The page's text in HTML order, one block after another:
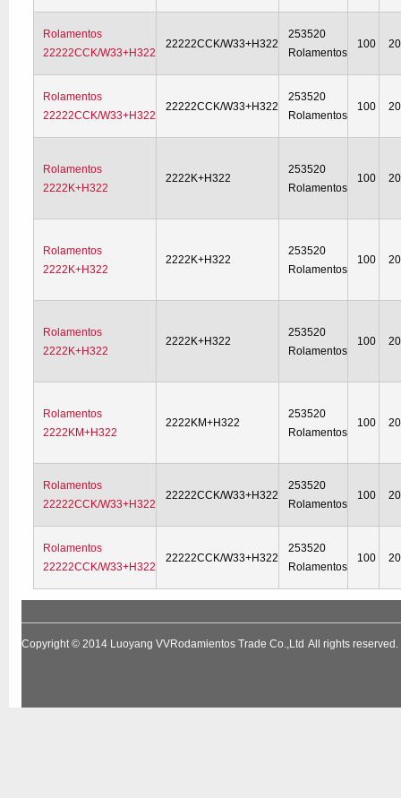
Rolamentos
22222CCK/W33+H322
22222CCK/W33+H322
253520
Rolamentos
100
Rolamentos
22222CCK/W33+H322
22222CCK/W33+H322
253520
Rolamentos
100
Rolamentos
2222K+H322
2222K+H322
253520
Rolamentos
100
Rolamentos
2222K+H322
2222K+H322
253520
Rolamentos
100
Rolamentos
2222K+H322
2222K+H322
253520
Rolamentos
100
Rolamentos
2222KM+H322
2222KM+H322
253520
Rolamentos
100
Rolamentos
22222CCK/W33+H322
22222CCK/W33+H322
253520
Rolamentos
100
Rolamentos
22222CCK/W33+H322
22222CCK/W33+H322
253520
Rolamentos
100
Copyright © 2014 Luoyang VVRodamientos Trade Co.,Ltd All rights